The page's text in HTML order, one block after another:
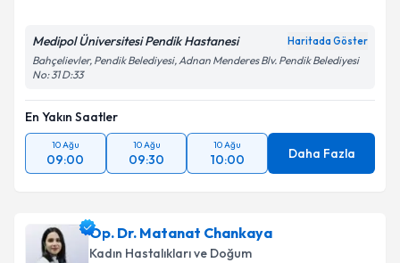
Medipol Üniversitesi Pendik Hastanesi Haritada Göster
Bahçelievler, Pendik Belediyesi, Adnan Menderes Blv. Pendik Belediyesi
No: 31 D:33
En Yakın Saatler
10 Ağu
09:00
10 Ağu
09:30
10 Ağu
10:00 Daha Fazla
Op. Dr. Matanat Chankaya
Kadın Hastalıkları ve Doğum